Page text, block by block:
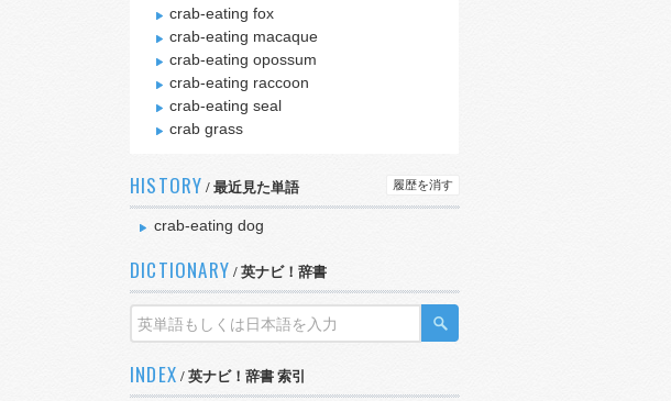
crab-eating fox
crab-eating macaque
crab-eating opossum
crab-eating raccoon
crab-eating seal
crab grass
HISTORY / 最近見た単語 履歴を消す
crab-eating dog
DICTIONARY / 英ナビ！辞書
INDEX / 英ナビ！辞書 索引